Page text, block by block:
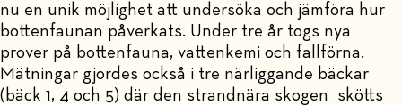
nu en unik möjlighet att undersöka och jämföra hur
bottenfaunan påverkats. Under tre år togs nya
prover på bottenfauna, vattenkemi och fallförna.
Mätningar gjordes också i tre närliggande bäckar
(bäck 1, 4 och 5) där den strandnära skogen skötts